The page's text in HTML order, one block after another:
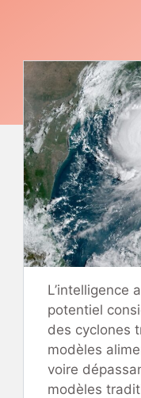
L’intelligence
potentiel
des cyclones
modèles
voire
modèles